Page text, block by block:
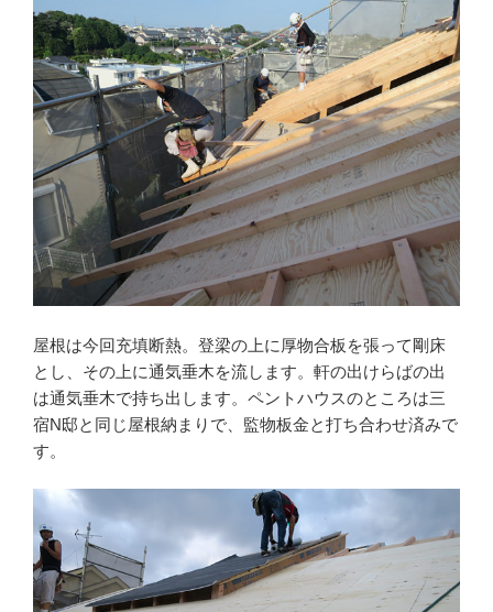
屋根は今回充填断熱。登梁の上に厚物合板を張って剛床
とし、その上に通気垂木を流します。軒の出けらばの出
は通気垂木で持ち出します。ペントハウスのところは三
宿N邸と同じ屋根納まりで、監物板金と打ち合わせ済みで
す。